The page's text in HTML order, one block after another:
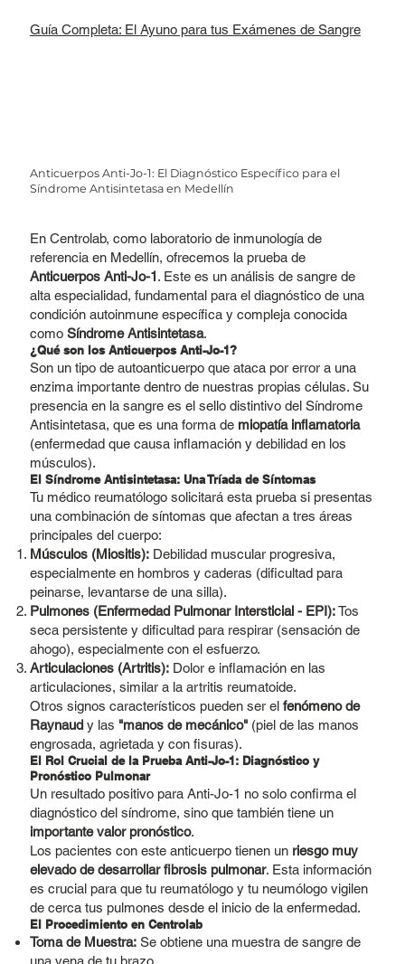
Guía Completa: El Ayuno para tus Exámenes de Sangre
Anticuerpos Anti-Jo-1: El Diagnóstico Específico para el
Síndrome Antisintetasa en Medellín
En Centrolab, como laboratorio de inmunología de
referencia en Medellín, ofrecemos la prueba de
Anticuerpos Anti-Jo-1. Este es un análisis de sangre de
alta especialidad, fundamental para el diagnóstico de una
condición autoinmune específica y compleja conocida
como Síndrome Antisintetasa.
¿Qué son los Anticuerpos Anti-Jo-1?
Son un tipo de autoanticuerpo que ataca por error a una
enzima importante dentro de nuestras propias células. Su
presencia en la sangre es el sello distintivo del Síndrome
Antisintetasa, que es una forma de miopatía inflamatoria
(enfermedad que causa inflamación y debilidad en los
músculos).
El Síndrome Antisintetasa: Una Tríada de Síntomas
Tu médico reumatólogo solicitará esta prueba si presentas
una combinación de síntomas que afectan a tres áreas
principales del cuerpo:
Músculos (Miositis):Debilidad muscular progresiva,
especialmente en hombros y caderas (dificultad para
peinarse, levantarse de una silla).
Pulmones (Enfermedad Pulmonar Intersticial - EPI):Tos
seca persistente y dificultad para respirar (sensación de
ahogo), especialmente con el esfuerzo.
Articulaciones (Artritis):Dolor e inflamación en las
articulaciones, similar a la artritis reumatoide.
Otros signos característicos pueden ser el fenómeno de
Raynaudy las "manos de mecánico"(piel de las manos
engrosada, agrietada y con fisuras).
El Rol Crucial de la Prueba Anti-Jo-1: Diagnóstico y
Pronóstico Pulmonar
Un resultado positivo para Anti-Jo-1 no solo confirma el
diagnóstico del síndrome, sino que también tiene un
importante valor pronóstico.
Los pacientes con este anticuerpo tienen un riesgo muy
elevado de desarrollar fibrosis pulmonar. Esta información
es crucial para que tu reumatólogo y tu neumólogo vigilen
de cerca tus pulmones desde el inicio de la enfermedad.
El Procedimiento en Centrolab
Toma de Muestra:Se obtiene una muestra de sangre de
una vena de tu brazo.